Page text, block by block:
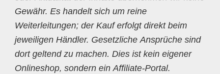
Gewähr. Es handelt sich um reine
Weiterleitungen; der Kauf erfolgt direkt beim
jeweiligen Händler. Gesetzliche Ansprüche sind
dort geltend zu machen. Dies ist kein eigener
Onlineshop, sondern ein Affiliate-Portal.